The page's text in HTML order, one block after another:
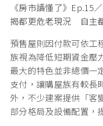
《房市讀懂了》Ep.15
揭都更危老現況 自主
預售屋則因付款可依工
族視為降低短期資金壓
最大的特色並非總價一
支付，讓購屋族有較長
外，不少建案提供「客
部分格局及設備配置，